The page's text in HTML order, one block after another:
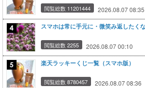
閲覧総数 11201444 2026.08.07 08:35
スマホは常に手元に・微笑み返したく
閲覧総数 2255 2026.08.07 00:10
楽天ラッキーくじ一覧（スマホ版）
閲覧総数 8780457 2026.08.07 08:36